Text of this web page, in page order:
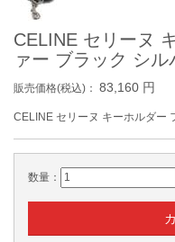
CELINE セリーヌ
ァー ブラック シル
販売価格(税込)： 83,160 円
CELINE セリーヌ キーホルダー
数量：